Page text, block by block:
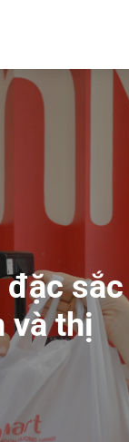
sắc
và thị